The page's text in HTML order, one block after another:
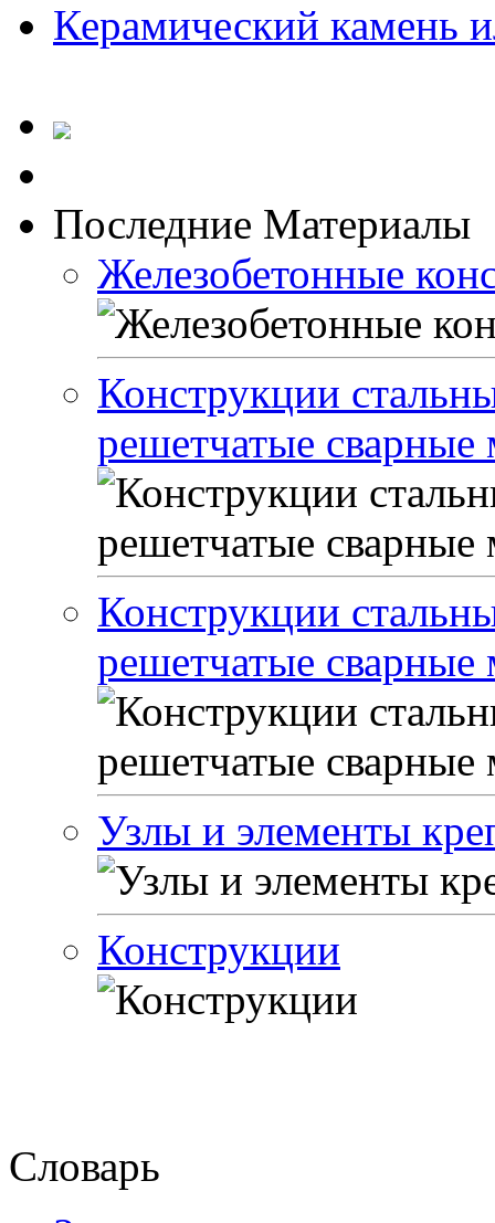
Керамический камень
Последние Материалы
Железобетонные
Конструкции
решетчатые сварные
Конструкции
решетчатые сварные
Узлы и элементы
Конструкции
Словарь